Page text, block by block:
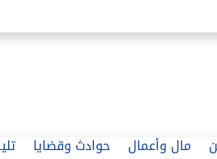
مال وأعمال حوادث وقضايا